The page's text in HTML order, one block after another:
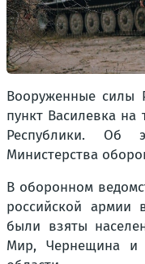
Вооруженные силы
пункт Василевка
Республики. Об
Министерства
В оборонном
российской армии
были взяты
Мир, Чернещина и